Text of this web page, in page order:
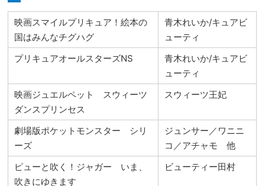
映画スマイルプリキュア！絵本の
国はみんなチグハグ
青木れいか/キュアビ
ューティ
プリキュアオールスターズNS
青木れいか/キュアビ
ューティ
映画ジュエルペット スウィーツ
ダンスプリンセス
スウィーツ王妃
劇場版ポケットモンスター シリ
ーズ
ジュンサー／ワニニ
コ／アチャモ 他
ピューと吹く！ジャガー いま、
吹きにゆきます
ビューティー田村